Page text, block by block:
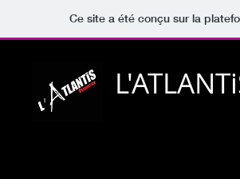
Ce site a été conçu sur la